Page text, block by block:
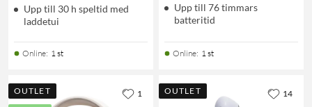
Upp till 30 h speltid med
laddetui
Online: 1 st
Upp till 76 timmars
batteritid
Online: 1 st
OUTLET
1 OUTLET 14